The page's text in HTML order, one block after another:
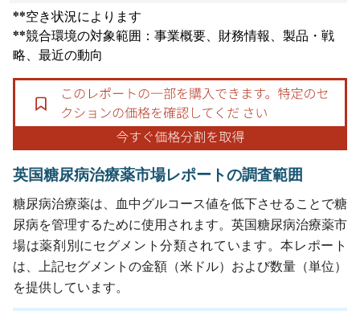
**空き状況によります
**競合環境の対象範囲：事業概要、財務情報、製品・戦
略、最近の動向
英国糖尿病治療薬市場レポートの調査範囲
糖尿病治療薬は、血中グルコース値を低下させることで糖
尿病を管理するために使用されます。英国糖尿病治療薬市
場は薬剤別にセグメント分類されています。本レポート
は、上記セグメントの金額（米ドル）および数量（単位）
を提供しています。